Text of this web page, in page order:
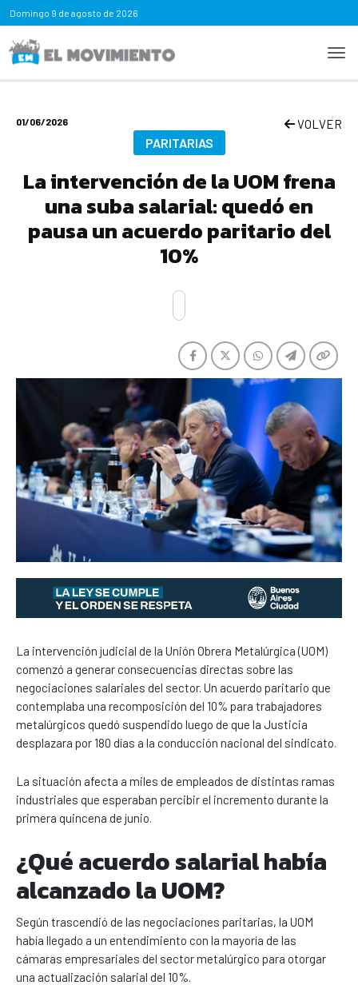
Domingo 9 de agosto de 2026
01/06/2026 VOLVER
PARITARIAS
La intervención de la UOM frena
una suba salarial: quedó en
pausa un acuerdo paritario del
10%
La intervención judicial de la Unión Obrera Metalúrgica (UOM)
comenzó a generar consecuencias directas sobre las
negociaciones salariales del sector. Un acuerdo paritario que
contemplaba una recomposición del 10% para trabajadores
metalúrgicos quedó suspendido luego de que la Justicia
desplazara por 180 días a la conducción nacional del sindicato.
La situación afecta a miles de empleados de distintas ramas
industriales que esperaban percibir el incremento durante la
primera quincena de junio.
¿Qué acuerdo salarial había
alcanzado la UOM?
Según trascendió de las negociaciones paritarias, la UOM
había llegado a un entendimiento con la mayoría de las
cámaras empresariales del sector metalúrgico para otorgar
una actualización salarial del 10%.